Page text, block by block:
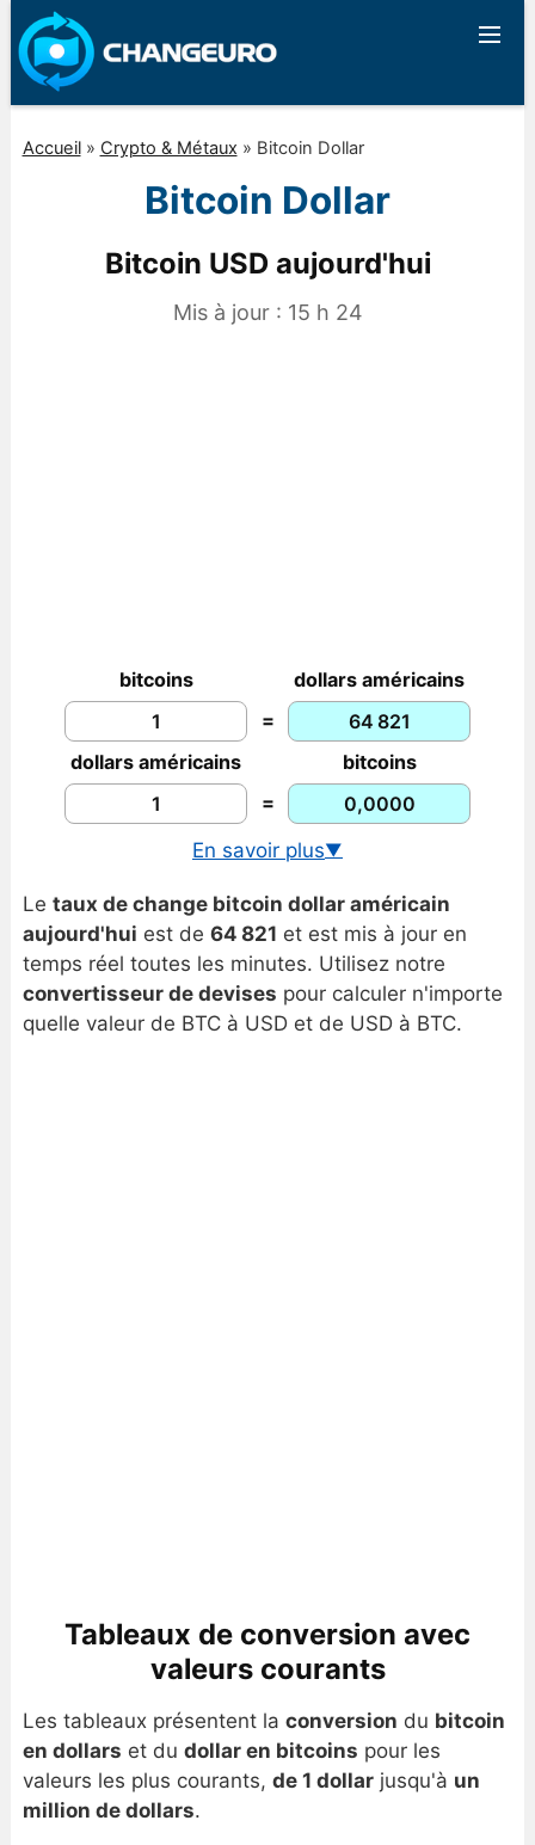
Accueil» Crypto & Métaux » Bitcoin Dollar
Bitcoin Dollar
Bitcoin USD aujourd'hui
Mis à jour : 15 h 24
bitcoins
dollars américains
=
dollars américains
bitcoins
=
En savoir plus▼
Taux de change BTC/EUR
Graphique bitcoin/dollar américain
Le taux de change bitcoin dollar américain
aujourd'hui est de 64 821 et est mis à jour en
temps réel toutes les minutes. Utilisez notre
convertisseur de devises pour calculer n'importe
quelle valeur de BTC à USD et de USD à BTC.
Tableaux de conversion avec
valeurs courants
Les tableaux présentent la conversion du bitcoin
en dollars et du dollar en bitcoins pour les
valeurs les plus courants, de 1 dollarjusqu'à un
million de dollars.